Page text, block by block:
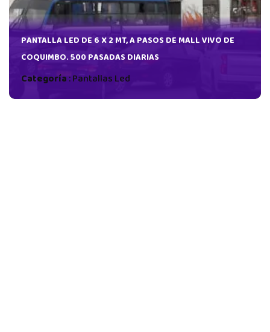
PANTALLA LED DE 6 X 2 MT, A PASOS DE MALL VIVO DE
COQUIMBO. 500 PASADAS DIARIAS
Categoría:Pantallas Led